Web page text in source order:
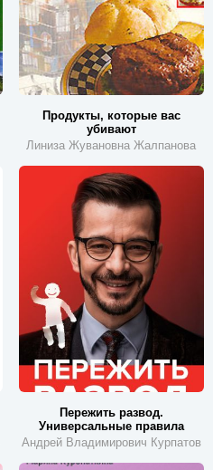
Продукты, которые вас
убивают
Линиза Жувановна Жалпанова
Пережить развод.
Универсальные правила
Андрей Владимирович Курпатов